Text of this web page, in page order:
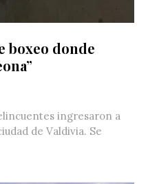
boxeo donde
ingresaron a
de Valdivia. Se